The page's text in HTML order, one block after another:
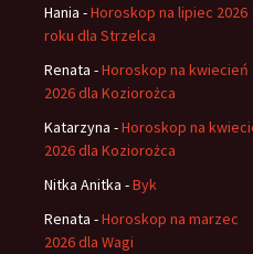
Hania -Horoskop na lipiec 2026
roku dla Strzelca
Renata -Horoskop na kwiecień
2026 dla Koziorożca
Katarzyna -Horoskop na
2026 dla Koziorożca
Nitka Anitka -Byk
Renata -Horoskop na marzec
2026 dla Wagi